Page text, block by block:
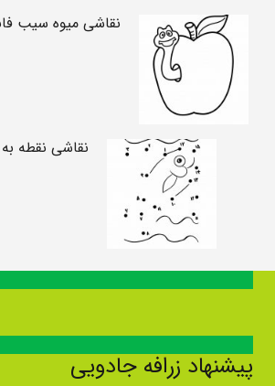
نقاشی میوه سیب
نقاشی نقطه
پیشنهاد زرافه جادویی